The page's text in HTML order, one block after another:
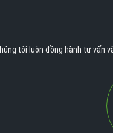
tôi luôn đồng hành tư vấn